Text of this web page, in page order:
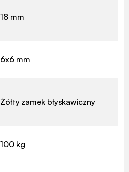
18 mm
6x6 mm
Żółty zamek błyskawiczny
100 kg